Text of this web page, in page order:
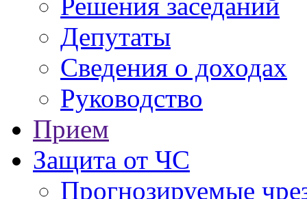
Депутаты
Сведения о доходах
Руководство
Прием
Защита от ЧС
Прогнозируемые